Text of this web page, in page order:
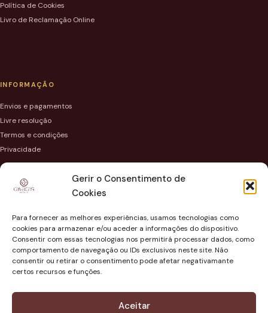
Gerir o Consentimento de
Cookies
Para fornecer as melhores experiências, usamos tecnologias como
cookies para armazenar e/ou aceder a informações do dispositivo.
Consentir com essas tecnologias nos permitirá processar dados, como
comportamento de navegação ou IDs exclusivos neste site. Não
consentir ou retirar o consentimento pode afetar negativamante
certos recursos e funções.
Aceitar
Política de Cookies
Livro de Reclamação Online
INFORMAÇÃO
Envios e pagamentos
Livre resolução
Termos e condições
Privacidade
VISITE-NOS
Av. Cidade da Guarda 34, 6400-374 Pinhel
(+351) 965 766 604
geral@cavacasdepinhel.pt